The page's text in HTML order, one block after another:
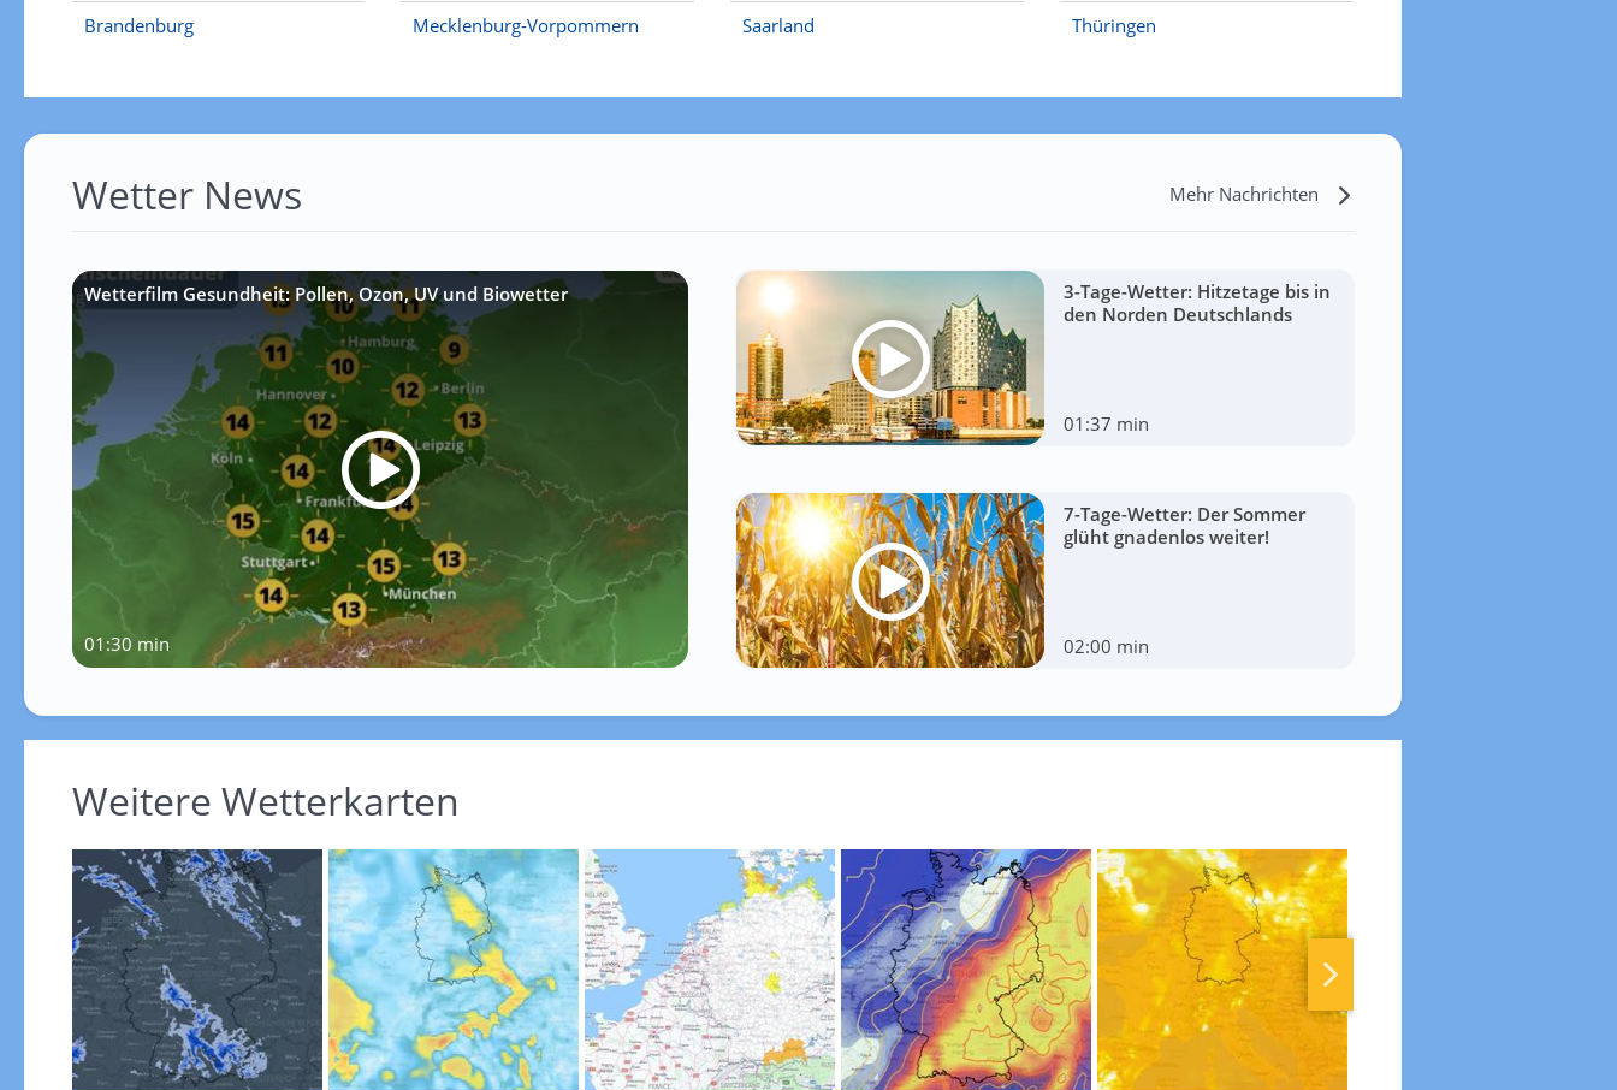
Brandenburg
Mecklenburg-Vorpommern
Saarland
Thüringen
Wetter News Mehr Nachrichten
Wetterfilm Gesundheit: Pollen, Ozon, UV und Biowetter
01:30 min
3-Tage-Wetter: Hitzetage bis in
den Norden Deutschlands
01:37 min
7-Tage-Wetter: Der Sommer
glüht gnadenlos weiter!
02:00 min
Weitere Wetterkarten